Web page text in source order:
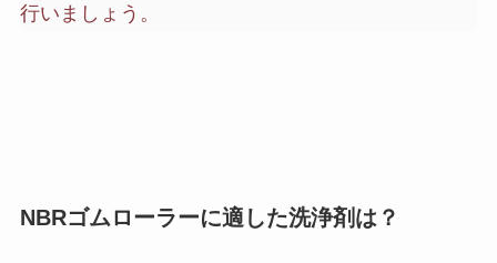
行いましょう。
NBRゴムローラーに適した洗浄剤は？